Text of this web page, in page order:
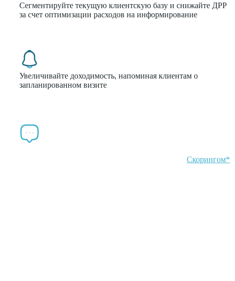
Сегментируйте текущую клиентскую базу и снижайте ДРР
за счет оптимизации расходов на информирование
Увеличивайте доходимость, напоминая клиентам о
запланированном визите
Скорингом*